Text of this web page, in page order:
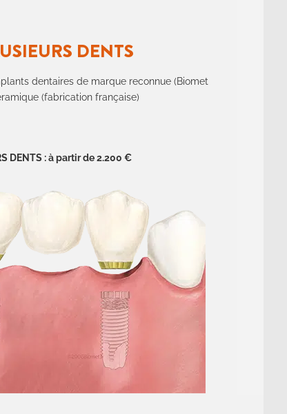
DENTS
dentaires de marque reconnue (Biomet
(fabrication française)
DENTS : à partir de 2.200 €